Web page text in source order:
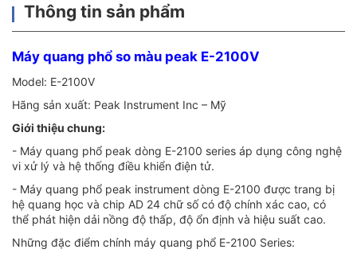
Thông tin sản phẩm
Máy quang phổ so màu peak E-2100V
Model: E-2100V
Hãng sản xuất: Peak Instrument Inc – Mỹ
Giới thiệu chung:
- Máy quang phổ peak dòng E-2100 series áp dụng công nghệ
vi xử lý và hệ thống điều khiển điện tử.
- Máy quang phổ peak instrument dòng E-2100 được trang bị
hệ quang học và chip AD 24 chữ số có độ chính xác cao, có
thể phát hiện dải nồng độ thấp, độ ổn định và hiệu suất cao.
Những đặc điểm chính máy quang phổ E-2100 Series: